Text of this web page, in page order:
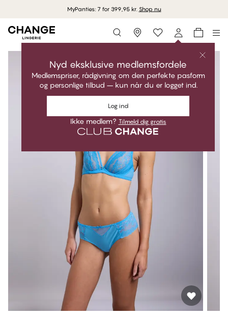
MyPanties: 7 for 399,95 kr. Shop nu
Storefinder
Nyd eksklusive medlemsfordele
Medlemspriser, rådgivning om den perfekte pasform
og personlige tilbud – kun når du er logget ind.
Log ind
Ikke medlem? Tilmeld dig gratis